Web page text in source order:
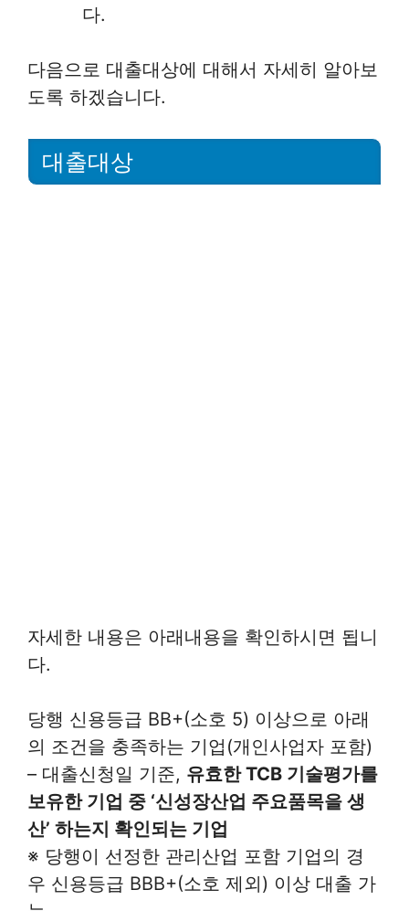
다.
다음으로 대출대상에 대해서 자세히 알아보
도록 하겠습니다.
대출대상
자세한 내용은 아래내용을 확인하시면 됩니
다.
당행 신용등급 BB+(소호 5) 이상으로 아래
의 조건을 충족하는 기업(개인사업자 포함)
– 대출신청일 기준, 유효한 TCB 기술평가를
보유한 기업 중 ‘신성장산업 주요품목을 생
산’ 하는지 확인되는 기업
※ 당행이 선정한 관리산업 포함 기업의 경
우 신용등급 BBB+(소호 제외) 이상 대출 가